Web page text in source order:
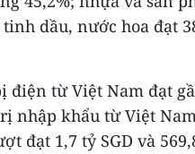
dầu, nước hoa đạt
điện từ Việt Nam đạt
nhập khẩu từ Việt
đạt 1,7 tỷ SGD và